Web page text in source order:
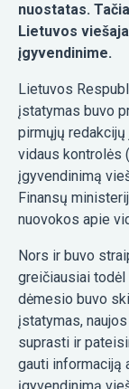
nuostatas.
Lietuvos
įgyvendinime.
Lietuvos
įstatymas buvo
pirmųjų redakcijų
vidaus kontrolės
įgyvendinimą
Finansų
nuovokos apie
Nors ir buvo
greičiausiai todėl
dėmesio buvo
įstatymas,
suprasti ir
gauti informaciją